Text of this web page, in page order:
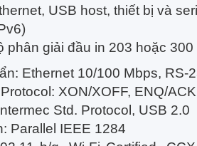
USB host, thiết bị và
phân giải đầu in 203 hoặc 300
Ethernet 10/100 Mbps, RS-
XON/XOFF, ENQ/
Std. Protocol, USB 2.0
Parallel IEEE 1284